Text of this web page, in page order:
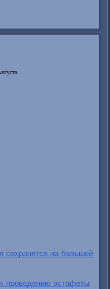
сохранятся на большей
проведению эстафеты